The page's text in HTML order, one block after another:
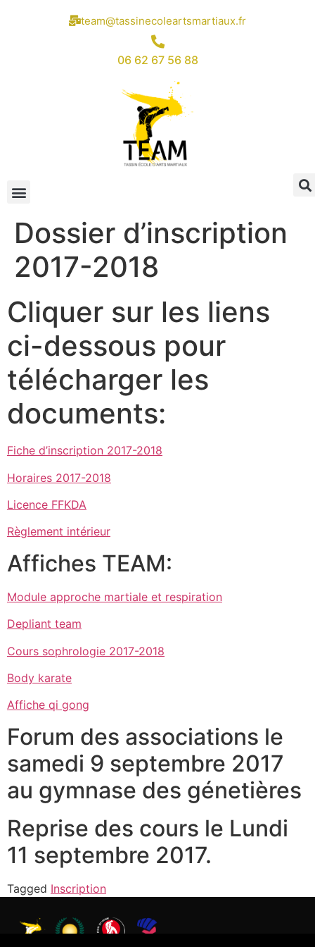
team@tassinecoleartsmartiaux.fr
06 62 67 56 88
Dossier d’inscription
2017-2018
Cliquer sur les liens
ci-dessous pour
télécharger les
documents:
Fiche d’inscription 2017-2018
Horaires 2017-2018
Licence FFKDA
Règlement intérieur
Affiches TEAM:
Module approche martiale et respiration
Depliant team
Cours sophrologie 2017-2018
Body karate
Affiche qi gong
Forum des associations le
samedi 9 septembre 2017
au gymnase des génetières
Reprise des cours le Lundi
11 septembre 2017.
Tagged Inscription